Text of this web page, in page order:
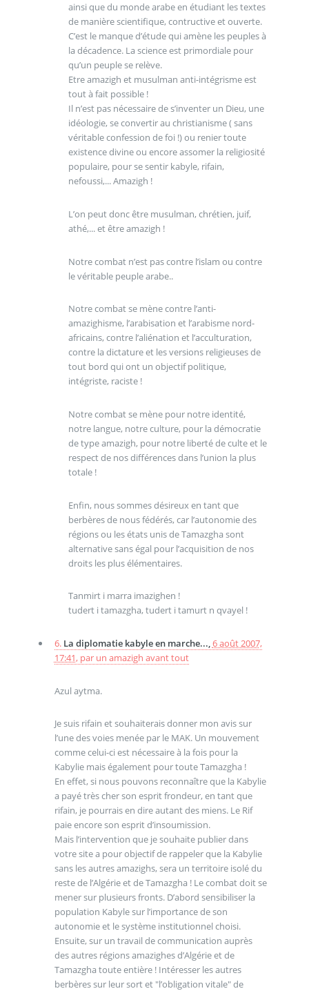
ainsi que du monde arabe en étudiant les textes
de manière scientifique, contructive et ouverte.
C’est le manque d’étude qui amène les peuples à
la décadence. La science est primordiale pour
qu’un peuple se relève.
Etre amazigh et musulman anti-intégrisme est
tout à fait possible !
Il n’est pas nécessaire de s’inventer un Dieu, une
idéologie, se convertir au christianisme ( sans
véritable confession de foi !) ou renier toute
existence divine ou encore assomer la religiosité
populaire, pour se sentir kabyle, rifain,
nefoussi,... Amazigh !
L’on peut donc être musulman, chrétien, juif,
athé,... et être amazigh !
Notre combat n’est pas contre l’islam ou contre
le véritable peuple arabe..
Notre combat se mène contre l’anti-
amazighisme, l’arabisation et l’arabisme nord-
africains, contre l’aliénation et l’acculturation,
contre la dictature et les versions religieuses de
tout bord qui ont un objectif politique,
intégriste, raciste !
Notre combat se mène pour notre identité,
notre langue, notre culture, pour la démocratie
de type amazigh, pour notre liberté de culte et le
respect de nos différences dans l’union la plus
totale !
Enfin, nous sommes désireux en tant que
berbères de nous fédérés, car l’autonomie des
régions ou les états unis de Tamazgha sont
alternative sans égal pour l’acquisition de nos
droits les plus élémentaires.
Tanmirt i marra imazighen !
tudert i tamazgha, tudert i tamurt n qvayel !
6. La diplomatie kabyle en marche...,6 août 2007,
17:41, par un amazigh avant tout
Azul aytma.
Je suis rifain et souhaiterais donner mon avis sur
l’une des voies menée par le MAK. Un mouvement
comme celui-ci est nécessaire à la fois pour la
Kabylie mais également pour toute Tamazgha !
En effet, si nous pouvons reconnaître que la Kabylie
a payé très cher son esprit frondeur, en tant que
rifain, je pourrais en dire autant des miens. Le Rif
paie encore son esprit d’insoumission.
Mais l’intervention que je souhaite publier dans
votre site a pour objectif de rappeler que la Kabylie
sans les autres amazighs, sera un territoire isolé du
reste de l’Algérie et de Tamazgha ! Le combat doit se
mener sur plusieurs fronts. D’abord sensibiliser la
population Kabyle sur l’importance de son
autonomie et le système institutionnel choisi.
Ensuite, sur un travail de communication auprès
des autres régions amazighes d’Algérie et de
Tamazgha toute entière ! Intéresser les autres
berbères sur leur sort et "l’obligation vitale" de